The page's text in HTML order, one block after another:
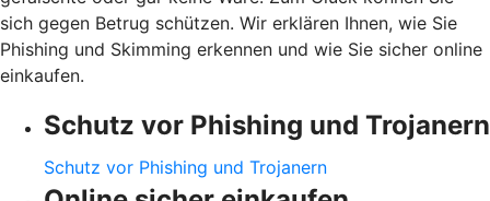
sich gegen Betrug schützen. Wir erklären Ihnen, wie Sie
Phishing und Skimming erkennen und wie Sie sicher online
einkaufen.
Schutz vor Phishing und Trojanern
Schutz vor Phishing und Trojanern